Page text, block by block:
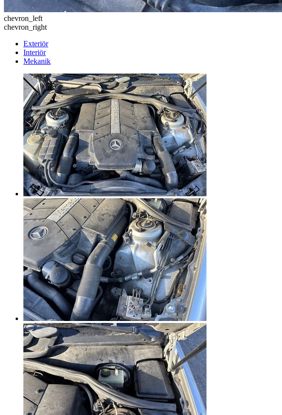
chevron_left
chevron_right
Exteriör
Interiör
Mekanik